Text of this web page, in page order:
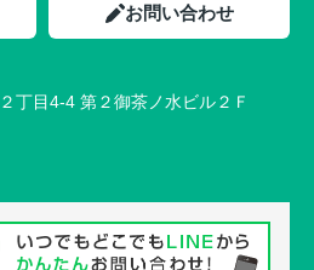
お問い合わせ
丁目4-4 第２御茶ノ水ビル２Ｆ